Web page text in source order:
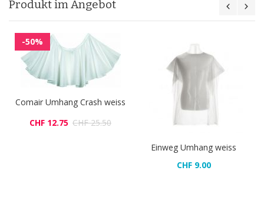
Produkt im Angebot
-50%
Comair Umhang Crash weiss
CHF 12.75 CHF 25.50
Einweg Umhang weiss
CHF 9.00